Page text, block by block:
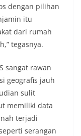
dengan pilihan
itu
dari rumah
tegasnya.
sangat rawan
geografis jauh
sulit
memiliki data
terjadi
serangan